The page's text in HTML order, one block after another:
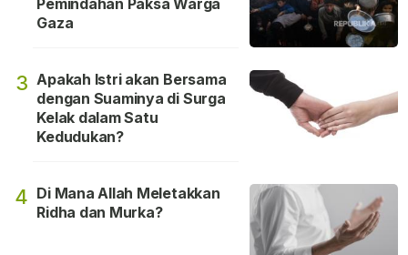
Pemindahan Paksa Warga
Gaza
3 Apakah Istri akan Bersama
dengan Suaminya di Surga
Kelak dalam Satu
Kedudukan?
4 Di Mana Allah Meletakkan
Ridha dan Murka?